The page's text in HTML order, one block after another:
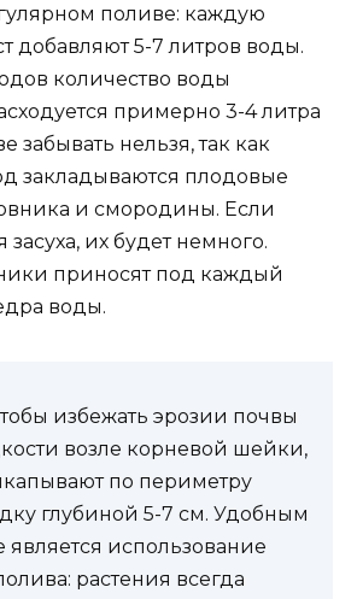
поливе: каждую
добавляют 5-7 литров воды.
количество воды
примерно 3-4 литра
забывать нельзя, так как
закладываются плодовые
и смородины. Если
засуха, их будет немного.
приносят под каждый
воды.
избежать эрозии почвы
возле корневой шейки,
по периметру
глубиной 5-7 см. Удобным
является использование
растения всегда